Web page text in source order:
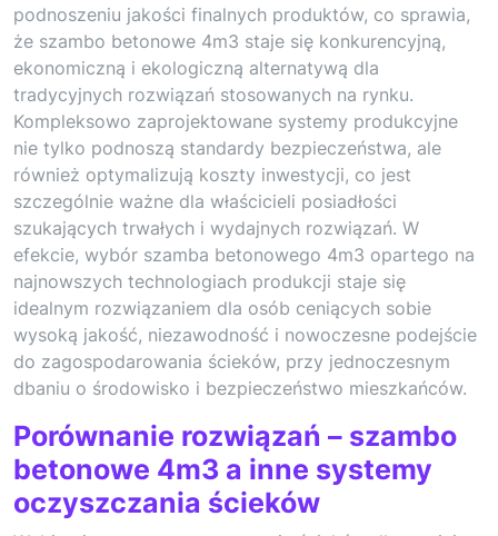
podnoszeniu jakości finalnych produktów, co sprawia,
że szambo betonowe 4m3 staje się konkurencyjną,
ekonomiczną i ekologiczną alternatywą dla
tradycyjnych rozwiązań stosowanych na rynku.
Kompleksowo zaprojektowane systemy produkcyjne
nie tylko podnoszą standardy bezpieczeństwa, ale
również optymalizują koszty inwestycji, co jest
szczególnie ważne dla właścicieli posiadłości
szukających trwałych i wydajnych rozwiązań. W
efekcie, wybór szamba betonowego 4m3 opartego na
najnowszych technologiach produkcji staje się
idealnym rozwiązaniem dla osób ceniących sobie
wysoką jakość, niezawodność i nowoczesne podejście
do zagospodarowania ścieków, przy jednoczesnym
dbaniu o środowisko i bezpieczeństwo mieszkańców.
Porównanie rozwiązań – szambo
betonowe 4m3 a inne systemy
oczyszczania ścieków